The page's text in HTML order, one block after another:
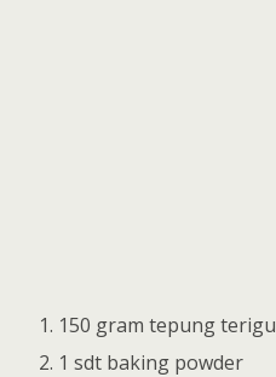
150 gram tepung terigu
1 sdt baking powder